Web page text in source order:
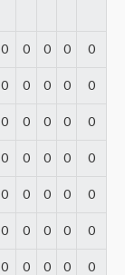
0 0 0 0 0
0 0 0 0 0
0 0 0 0 0
0 0 0 0 0
0 0 0 0 0
0 0 0 0 0
0 0 0 0 0